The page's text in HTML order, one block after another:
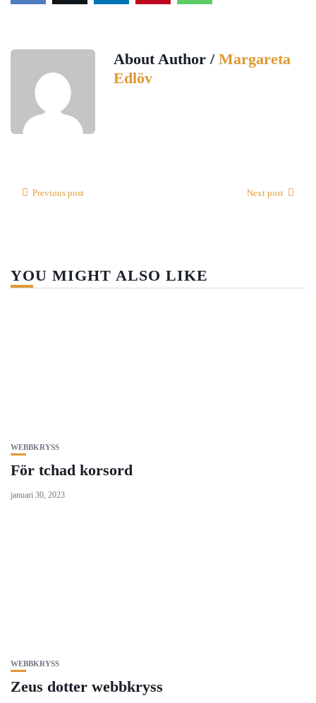
About Author / Margareta
Edlöv
Previous post Next post
YOU MIGHT ALSO LIKE
WEBBKRYSS
För tchad korsord
januari 30, 2023
WEBBKRYSS
Zeus dotter webbkryss